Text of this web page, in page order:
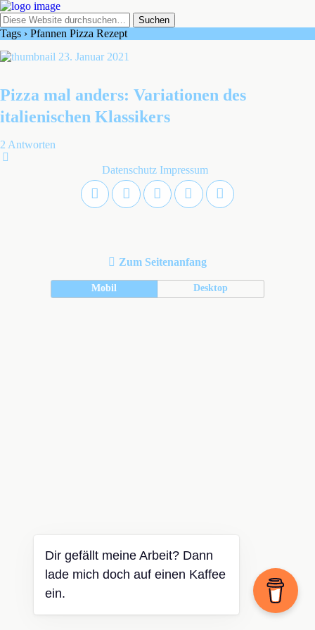
Tags › Pfannen Pizza Rezept
23. Januar 2021
Pizza mal anders: Variationen des
italienischen Klassikers
2 Antworten
Datenschutz Impressum
Zum Seitenanfang
Mobil Desktop
Dir gefällt meine Arbeit? Dann
lade mich doch auf einen Kaffee
ein.